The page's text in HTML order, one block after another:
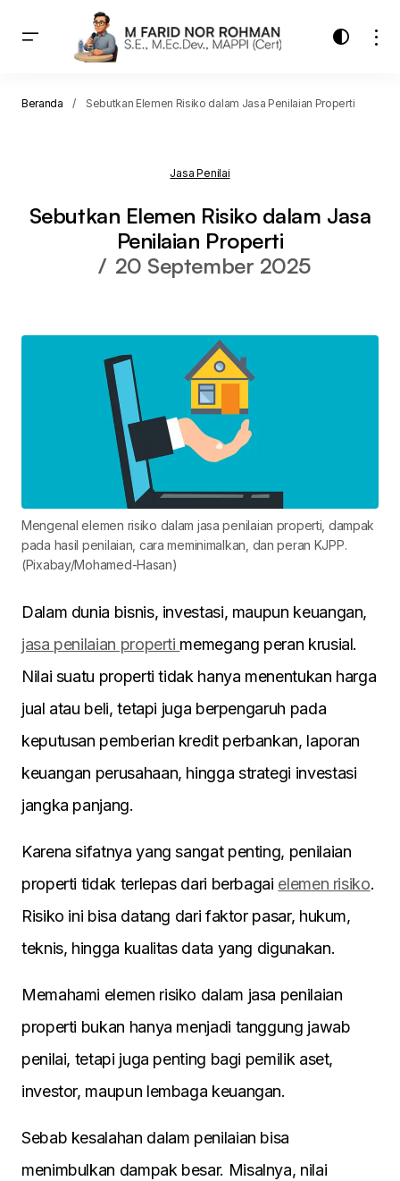
Beranda Sebutkan Elemen Risiko dalam Jasa Penilaian Properti
Jasa Penilai
Sebutkan Elemen Risiko dalam Jasa
Penilaian Properti
20 September 2025
Mengenal elemen risiko dalam jasa penilaian properti, dampak
pada hasil penilaian, cara meminimalkan, dan peran KJPP.
(Pixabay/Mohamed-Hasan)
Dalam dunia bisnis, investasi, maupun keuangan,
jasa penilaian properti memegang peran krusial.
Nilai suatu properti tidak hanya menentukan harga
jual atau beli, tetapi juga berpengaruh pada
keputusan pemberian kredit perbankan, laporan
keuangan perusahaan, hingga strategi investasi
jangka panjang.
Karena sifatnya yang sangat penting, penilaian
properti tidak terlepas dari berbagai elemen risiko.
Risiko ini bisa datang dari faktor pasar, hukum,
teknis, hingga kualitas data yang digunakan.
Memahami elemen risiko dalam jasa penilaian
properti bukan hanya menjadi tanggung jawab
penilai, tetapi juga penting bagi pemilik aset,
investor, maupun lembaga keuangan.
Sebab kesalahan dalam penilaian bisa
menimbulkan dampak besar. Misalnya, nilai